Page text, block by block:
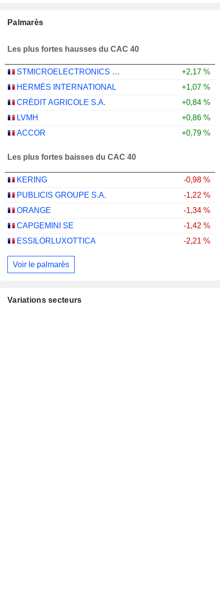
Palmarès
Les plus fortes hausses du CAC 40
STMICROELECTRONICS N.V.
+2,17 %
HERMÈS INTERNATIONAL
+1,07 %
CRÉDIT AGRICOLE S.A.
+0,84 %
LVMH
+0,86 %
ACCOR
+0,79 %
Les plus fortes baisses du CAC 40
KERING
-0,98 %
PUBLICIS GROUPE S.A.
-1,22 %
ORANGE
-1,34 %
CAPGEMINI SE
-1,42 %
ESSILORLUXOTTICA
-2,21 %
Voir le palmarès
Variations secteurs